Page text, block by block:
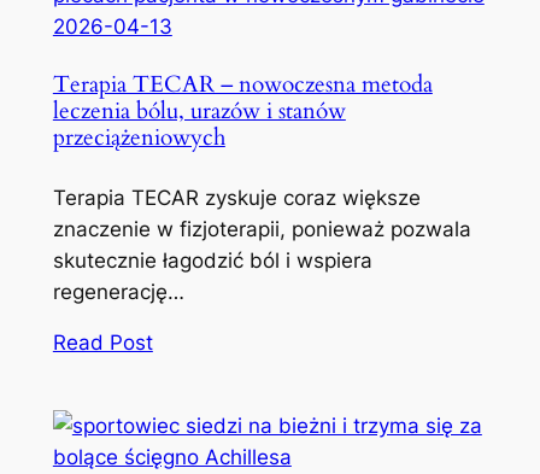
2026-04-13
Terapia TECAR – nowoczesna metoda
leczenia bólu, urazów i stanów
przeciążeniowych
Terapia TECAR zyskuje coraz większe
znaczenie w fizjoterapii, ponieważ pozwala
skutecznie łagodzić ból i wspiera
regenerację…
Read Post